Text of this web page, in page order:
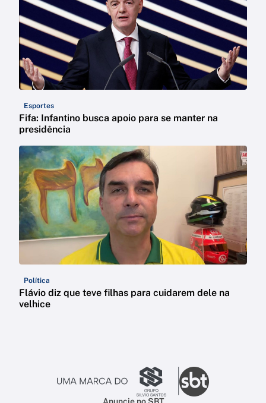
Esportes
Fifa: Infantino busca apoio para se manter na
presidência
Política
Flávio diz que teve filhas para cuidarem dele na
velhice